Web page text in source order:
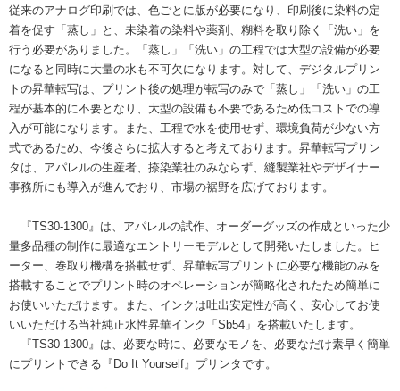
従来のアナログ印刷では、色ごとに版が必要になり、印刷後に染料の定
着を促す「蒸し」と、未染着の染料や薬剤、糊料を取り除く「洗い」を
行う必要がありました。「蒸し」「洗い」の工程では大型の設備が必要
になると同時に大量の水も不可欠になります。対して、デジタルプリン
トの昇華転写は、プリント後の処理が転写のみで「蒸し」「洗い」の工
程が基本的に不要となり、大型の設備も不要であるため低コストでの導
入が可能になります。また、工程で水を使用せず、環境負荷が少ない方
式であるため、今後さらに拡大すると考えております。昇華転写プリン
タは、アパレルの生産者、捺染業社のみならず、縫製業社やデザイナー
事務所にも導入が進んでおり、市場の裾野を広げております。
『TS30-1300』は、アパレルの試作、オーダーグッズの作成といった少
量多品種の制作に最適なエントリーモデルとして開発いたしました。ヒ
ーター、巻取り機構を搭載せず、昇華転写プリントに必要な機能のみを
搭載することでプリント時のオペレーションが簡略化されたため簡単に
お使いいただけます。また、インクは吐出安定性が高く、安心してお使
いいただける当社純正水性昇華インク「Sb54」を搭載いたします。
『TS30-1300』は、必要な時に、必要なモノを、必要なだけ素早く簡単
にプリントできる『Do It Yourself』プリンタです。